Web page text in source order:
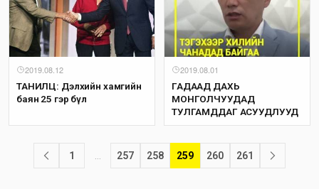
2019.08.12
ТАНИЛЦ: Дэлхийн хамгийн
баян 25 гэр бүл
2019.08.01
ГАДААД ДАХЬ
МОНГОЛЧУУДАД
ТУЛГАМДДАГ АСУУДЛУУД
1 … 257 258 259 260 261